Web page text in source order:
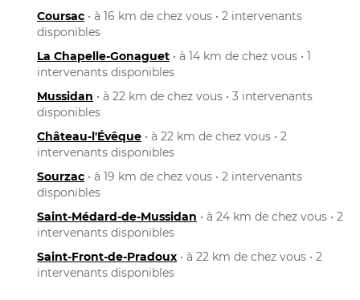
Coursac • à 16 km de chez vous • 2 intervenants
disponibles
La Chapelle-Gonaguet • à 14 km de chez vous • 1
intervenants disponibles
Mussidan • à 22 km de chez vous • 3 intervenants
disponibles
Château-l'Évêque • à 22 km de chez vous • 2
intervenants disponibles
Sourzac • à 19 km de chez vous • 2 intervenants
disponibles
Saint-Médard-de-Mussidan • à 24 km de chez vous • 2
intervenants disponibles
Saint-Front-de-Pradoux • à 22 km de chez vous • 2
intervenants disponibles